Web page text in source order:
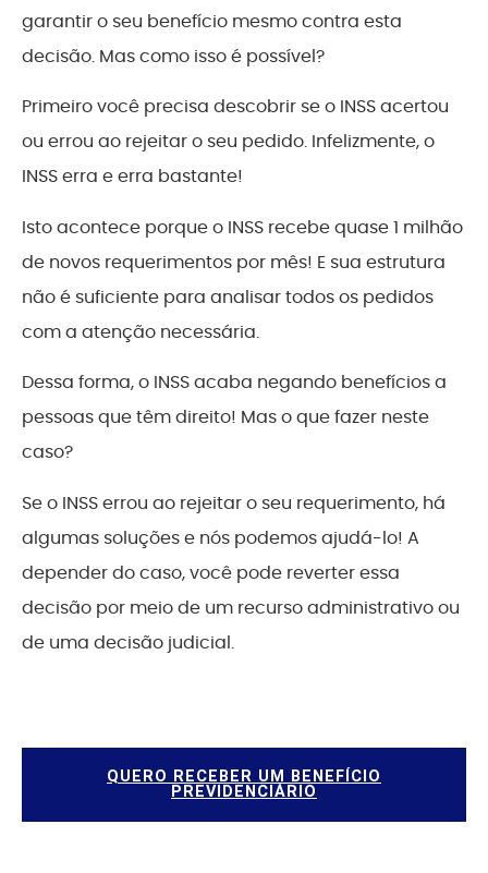
garantir o seu benefício mesmo contra esta
decisão. Mas como isso é possível?
Primeiro você precisa descobrir se o INSS acertou
ou errou ao rejeitar o seu pedido. Infelizmente, o
INSS erra e erra bastante!
Isto acontece porque o INSS recebe quase 1 milhão
de novos requerimentos por mês! E sua estrutura
não é suficiente para analisar todos os pedidos
com a atenção necessária.
Dessa forma, o INSS acaba negando benefícios a
pessoas que têm direito! Mas o que fazer neste
caso?
Se o INSS errou ao rejeitar o seu requerimento, há
algumas soluções e nós podemos ajudá-lo! A
depender do caso, você pode reverter essa
decisão por meio de um recurso administrativo ou
de uma decisão judicial.
QUERO RECEBER UM BENEFÍCIO
PREVIDENCIÁRIO